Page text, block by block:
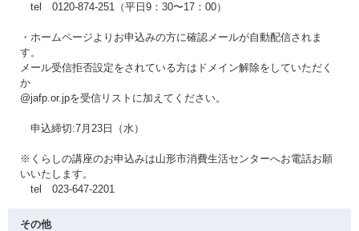
tel 0120-874-251（平日9：30〜17：00）
・ホームページよりお申込みの方に確認メールが自動配信されま
す。
メール受信拒否設定をされている方はドメイン解除をしていただく
か
@jafp.or.jpを受信リストに加えてください。
申込締切:7月23日（水）
※くらしの講座のお申込みは山形市消費生活センターへお電話お願
いいたします。
tel 023-647-2201
その他